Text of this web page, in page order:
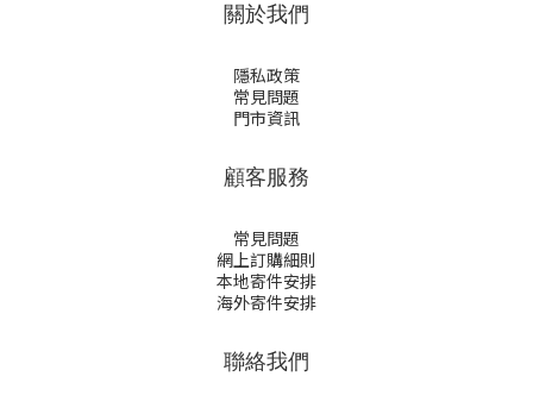
關於我們
隱私政策
常見問題
門市資訊
顧客服務
常見問題
網上訂購細則
本地寄件安排
海外寄件安排
聯絡我們